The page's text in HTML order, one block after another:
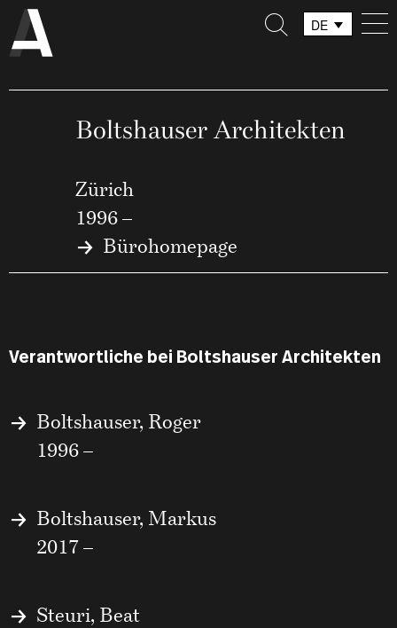
DE
Boltshauser Architekten
Zürich
1996 –
Bürohomepage
Verantwortliche bei Boltshauser Architekten
Boltshauser, Roger
1996 –
Boltshauser, Markus
2017 –
Steuri, Beat